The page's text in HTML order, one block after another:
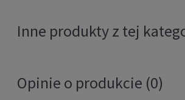
Inne produkty z tej
Opinie o produkcie (0)